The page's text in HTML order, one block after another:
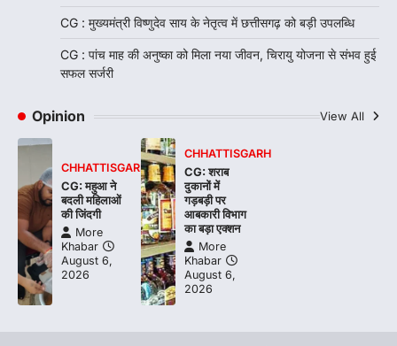
CG : मुख्यमंत्री विष्णुदेव साय के नेतृत्व में छत्तीसगढ़ को बड़ी उपलब्धि
CG : पांच माह की अनुष्का को मिला नया जीवन, चिरायु योजना से संभव हुई
सफल सर्जरी
Opinion View All
CHHATTISGARH
CG: महुआ ने
बदली महिलाओं
की जिंदगी
More
Khabar
August 6,
2026
CHHATTISGARH
CG: शराब
दुकानों में
गड़बड़ी पर
आबकारी विभाग
का बड़ा एक्शन
More
Khabar
August 6,
2026